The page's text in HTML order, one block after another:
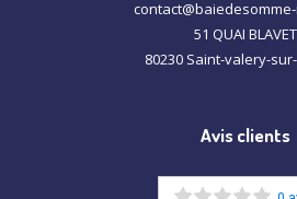
51 QUAI BLAVET
80230
saint-valery-
Avis clients